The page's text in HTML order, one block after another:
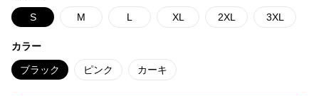
S M L XL 2XL 3XL
カラー
ブラック ピンク カーキ